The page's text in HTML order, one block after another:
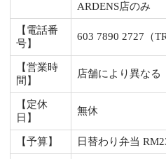
ARDENS店のみ
【電話番
号】
603 7890 2727（
【営業時
間】
店舗により異なる
【定休
日】
無休
【予算】 日替わり弁当